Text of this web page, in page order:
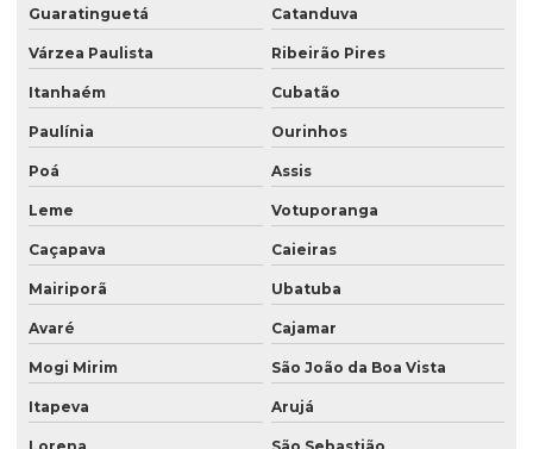
Saco valvulado 20 kg
Saco valvulado 25kg
Saco valvulado 50 kg
Saco valvulado para adubo
Saco valvulado para alimentos
Saco valvulado para argamassa
Saco valvulado para cal
Saco valvulado para calcario
Saco valvulado para cimento
Saco valvulado para fertilizante
Guaratinguetá Catanduva
Várzea Paulista Ribeirão Pires
Itanhaém Cubatão
Paulínia Ourinhos
Poá Assis
Leme Votuporanga
Caçapava Caieiras
Mairiporã Ubatuba
Avaré Cajamar
Mogi Mirim São João da Boa Vista
Itapeva Arujá